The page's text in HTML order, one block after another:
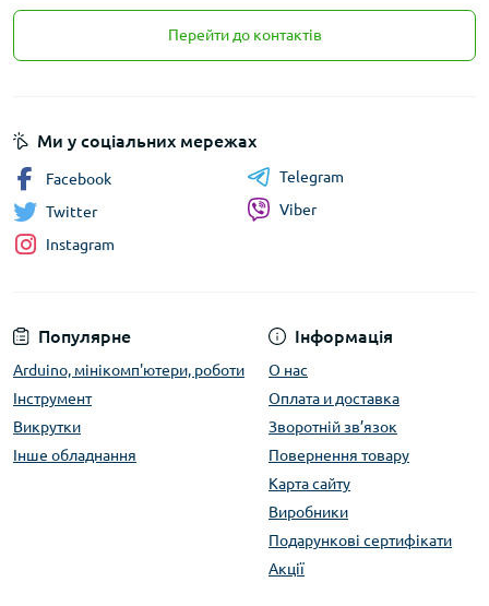
Перейти до контактів
Популярне
Arduino, мінікомп'ютери, роботи
Інструмент
Викрутки
Інше обладнання
Інформація
О нас
Оплата и доставка
Зворотній зв’язок
Повернення товару
Карта сайту
Виробники
Подарункові сертифікати
Акції
Ми у соціальних мережах
Facebook
Twitter
Instagram
Telegram
Viber